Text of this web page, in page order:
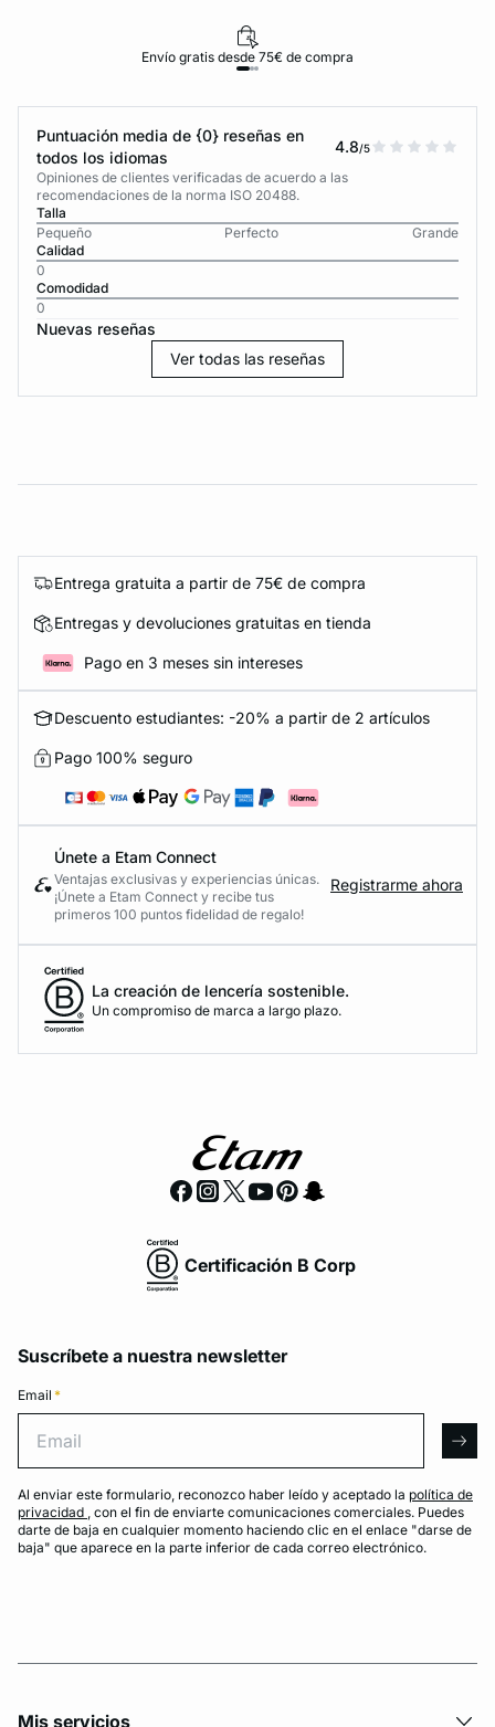
Envío gratis desde 75€ de compra
Puntuación media de {0} reseñas en
todos los idiomas
4.8/5
Opiniones de clientes verificadas de acuerdo a las
recomendaciones de la norma ISO 20488.
Talla
Pequeño
Perfecto
Grande
Calidad
0
Comodidad
0
Nuevas reseñas
Ver todas las reseñas
Entrega gratuita a partir de 75€ de compra
Entregas y devoluciones gratuitas en tienda
Pago en 3 meses sin intereses
Descuento estudiantes: -20% a partir de 2 artículos
Pago 100% seguro
Únete a Etam Connect
Ventajas exclusivas y experiencias únicas.
¡Únete a Etam Connect y recibe tus
primeros 100 puntos fidelidad de regalo!
Registrarme ahora
La creación de lencería sostenible.
Un compromiso de marca a largo plazo.
Certificación B Corp
Suscríbete a nuestra newsletter
Email *
Al enviar este formulario, reconozco haber leído y aceptado la política de
privacidad , con el fin de enviarte comunicaciones comerciales. Puedes
darte de baja en cualquier momento haciendo clic en el enlace "darse de
baja" que aparece en la parte inferior de cada correo electrónico.
Mis servicios